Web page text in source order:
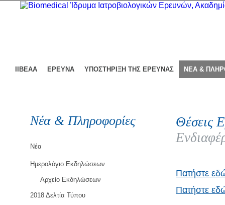
ΙΙΒΕΑΑ ΕΡΕΥΝΑ ΥΠΟΣΤΗΡΙΞΗ ΤΗΣ ΕΡΕΥΝΑΣ ΝΕΑ &
Νέα & Πληροφορίες
Νέα
Ημερολόγιο Εκδηλώσεων
Αρχείο Εκδηλώσεων
2018 Δελτία Τύπου
Θέσεις
Πατήστε
Πατήστε